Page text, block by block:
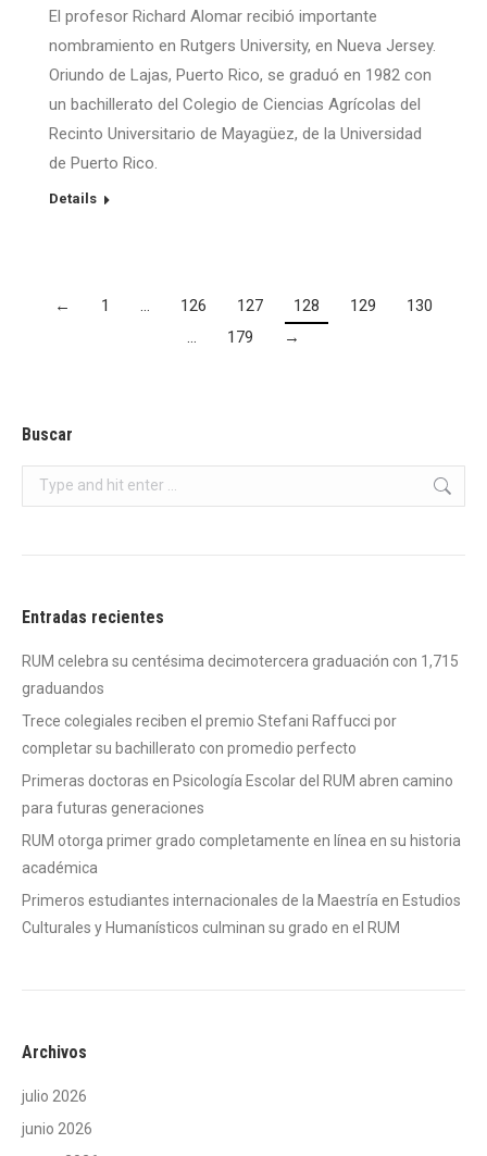
El profesor Richard Alomar recibió importante
nombramiento en Rutgers University, en Nueva Jersey.
Oriundo de Lajas, Puerto Rico, se graduó en 1982 con
un bachillerato del Colegio de Ciencias Agrícolas del
Recinto Universitario de Mayagüez, de la Universidad
de Puerto Rico.
Details
← 1 … 126 127 128 129
130
…
179 →
Buscar
Search:
Entradas recientes
RUM celebra su centésima decimotercera graduación con 1,715
graduandos
Trece colegiales reciben el premio Stefani Raffucci por
completar su bachillerato con promedio perfecto
Primeras doctoras en Psicología Escolar del RUM abren camino
para futuras generaciones
RUM otorga primer grado completamente en línea en su historia
académica
Primeros estudiantes internacionales de la Maestría en Estudios
Culturales y Humanísticos culminan su grado en el RUM
Archivos
julio 2026
junio 2026